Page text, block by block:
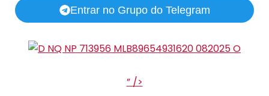
Entrar no Grupo do Telegram
” />